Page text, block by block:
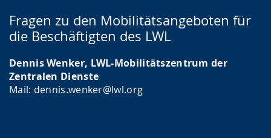
Fragen zu den Mobilitätsangeboten für
die Beschäftigten des LWL
Dennis Wenker, LWL-Mobilitätszentrum der
Zentralen Dienste
Mail: dennis.wenker@lwl.org